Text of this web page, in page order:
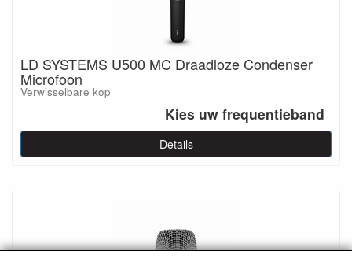
LD SYSTEMS U500 MC Draadloze Condenser
Microfoon
Verwisselbare kop
Kies uw frequentieband
Details